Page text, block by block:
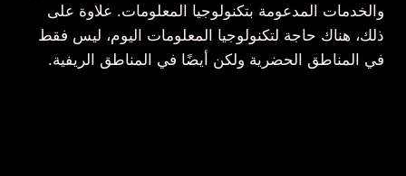
والخدمات المدعومة بتكنولوجيا المعلومات. علاوة على
ذلك، هناك حاجة لتكنولوجيا المعلومات اليوم، ليس فقط
في المناطق الحضرية ولكن أيضًا في المناطق الريفية.